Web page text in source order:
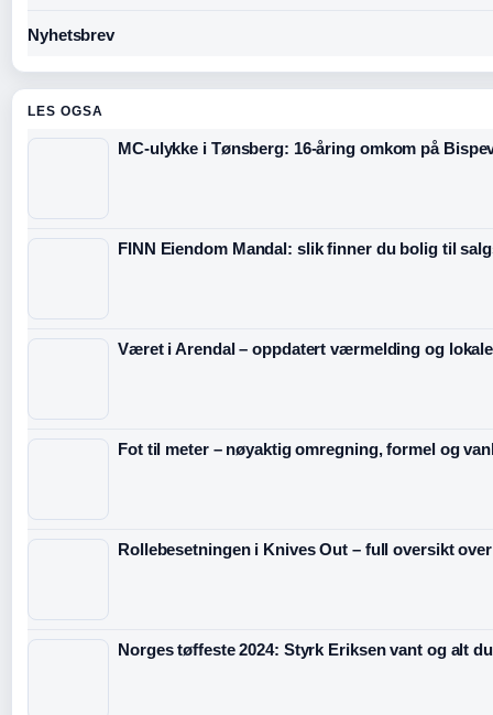
Nyhetsbrev
LES OGSA
MC-ulykke i Tønsberg: 16-åring omkom på
FINN Eiendom Mandal: slik finner du bolig til
Været i Arendal – oppdatert værmelding og
Fot til meter – nøyaktig omregning, formel og
Rollebesetningen i Knives Out – full oversikt
Norges tøffeste 2024: Styrk Eriksen vant og alt